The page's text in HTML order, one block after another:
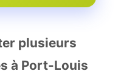
plusieurs
à Port-Louis